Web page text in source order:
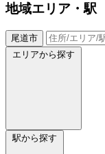
地域エリア・駅
尾道市
エリアから探す
駅から探す